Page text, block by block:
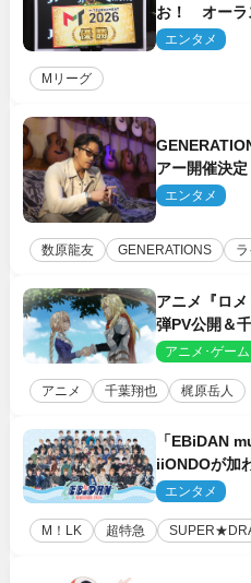
お！ オーラ
幕引き
エンタメ
Mリーグ
アー開催決
乗せてお届け
エンタメ
数原龍友 GENERATIONS
アニメ『ロ
弾PV公開＆
表アニメ･ゲーム
アニメ 千葉翔也 梶原岳人
「EBiDAN
iiONDOが加
開！ 開催記
エンタメ
M！LK 超特急